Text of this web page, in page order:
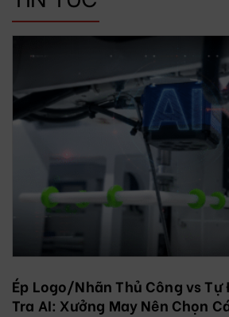
Ép Logo/Nhãn Thủ Công vs Tự
Tra AI: Xưởng May Nên Chọn